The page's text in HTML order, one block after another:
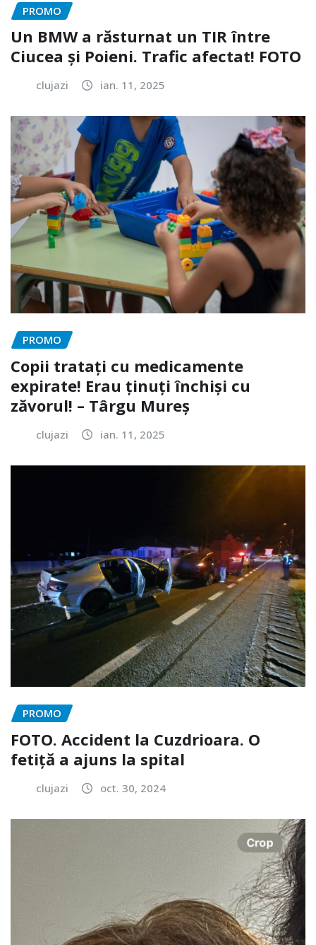
PROMO
Un BMW a răsturnat un TIR între
Ciucea și Poieni. Trafic afectat! FOTO
clujazi ian. 11, 2025
PROMO
Copii tratați cu medicamente
expirate! Erau ținuți închiși cu
zăvorul! – Târgu Mureș
clujazi ian. 11, 2025
PROMO
FOTO. Accident la Cuzdrioara. O
fetiță a ajuns la spital
clujazi oct. 30, 2024